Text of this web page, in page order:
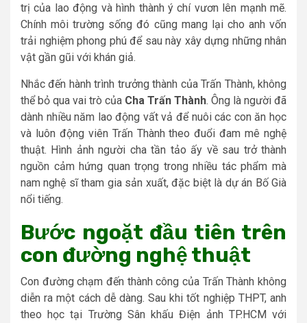
trị của lao động và hình thành ý chí vươn lên mạnh mẽ.
Chính môi trường sống đó cũng mang lại cho anh vốn
trải nghiệm phong phú để sau này xây dựng những nhân
vật gần gũi với khán giả.
Nhắc đến hành trình trưởng thành của Trấn Thành, không
thể bỏ qua vai trò của Cha Trấn Thành. Ông là người đã
dành nhiều năm lao động vất vả để nuôi các con ăn học
và luôn động viên Trấn Thành theo đuổi đam mê nghệ
thuật. Hình ảnh người cha tần tảo ấy về sau trở thành
nguồn cảm hứng quan trọng trong nhiều tác phẩm mà
nam nghệ sĩ tham gia sản xuất, đặc biệt là dự án Bố Già
nổi tiếng.
Bước ngoặt đầu tiên trên
con đường nghệ thuật
Con đường chạm đến thành công của Trấn Thành không
diễn ra một cách dễ dàng. Sau khi tốt nghiệp THPT, anh
theo học tại Trường Sân khấu Điện ảnh TP.HCM với